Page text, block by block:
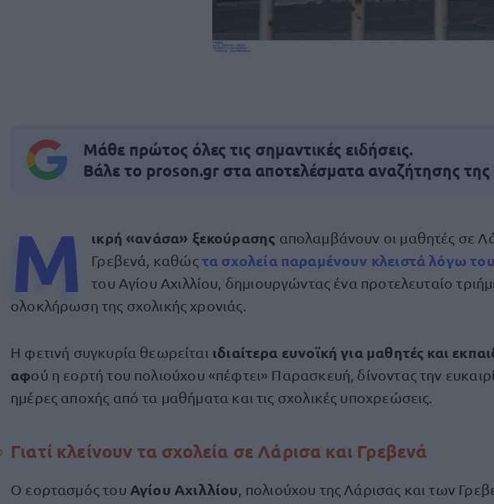
Μάθε πρώτος όλες τις σημαντικές ειδήσεις.
Βάλε το proson.gr στα αποτελέσματα αναζήτησης
Μ ικρή «ανάσα» ξεκούρασης απολαμβάνουν οι μαθητές σε
Γρεβενά, καθώςτα σχολεία παραμένουν κλειστά λόγω
του Αγίου Αχιλλίου, δημιουργώντας ένα προτελευταίο
ολοκλήρωση της σχολικής χρονιάς.
Η φετινή συγκυρία θεωρείται ιδιαίτερα ευνοϊκή για μαθητές και
αφού η εορτή του πολιούχου «πέφτει» Παρασκευή, δίνοντας την
ημέρες αποχής από τα μαθήματα και τις σχολικές υποχρεώσεις.
Γιατί κλείνουν τα σχολεία σε Λάρισα και Γρεβενά
Ο εορτασμός του Αγίου Αχιλλίου , πολιούχου της Λάρισας και των